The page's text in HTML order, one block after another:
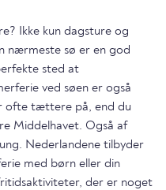
Ikke kun dagsture og
nærmeste sø er en god
sted at
ved søen er også
ofte tættere på, end du
Middelhavet. Også af
Nederlandene tilbyder
med børn eller din
der er noget